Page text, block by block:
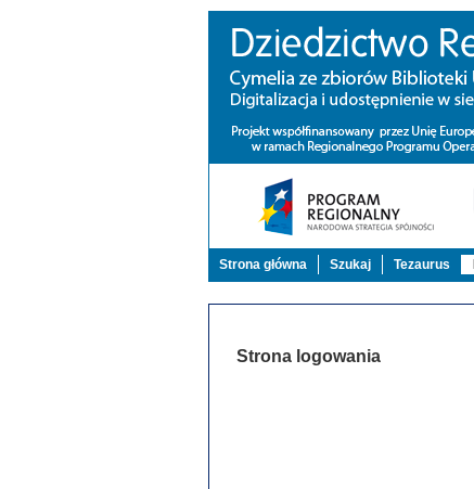
Strona główna Szukaj Tezaurus
Strona logowania